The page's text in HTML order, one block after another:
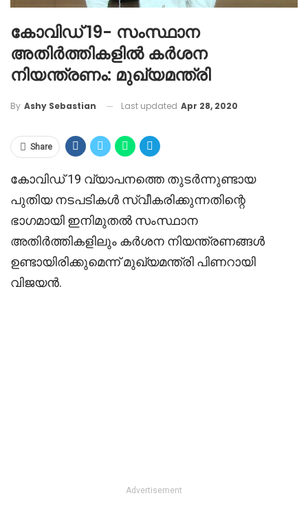
കോവിഡ് 19- സംസ്ഥാന
അതിർത്തികളിൽ കർശന
നിയന്ത്രണം: മുഖ്യമന്ത്രി
By Ashy Sebastian Last updated Apr 28, 2020
Share
കോവിഡ്‌ 19 വ്യാപനത്തെ തുടർന്നുണ്ടായ
പുതിയ നടപടികൾ സ്വീകരിക്കുന്നതിന്റെ
ഭാഗമായി ഇനിമുതൽ സംസ്ഥാന
അതിർത്തികളിലും കർശന നിയന്ത്രണങ്ങൾ
ഉണ്ടായിരിക്കുമെന്ന് മുഖ്യമന്ത്രി പിണറായി
വിജയൻ.
Advertisement